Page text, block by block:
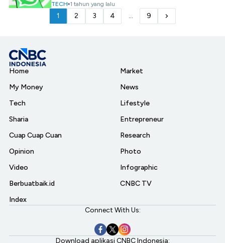
TECH 1 tahun yang lalu
1 2 3 4 ... 9
Home
My Money
Tech
Sharia
Cuap Cuap Cuan
Opinion
Video
Berbuatbaik.id
Index
Market
News
Lifestyle
Entrepreneur
Research
Photo
Infographic
CNBC TV
Connect With Us:
Download aplikasi CNBC Indonesia: